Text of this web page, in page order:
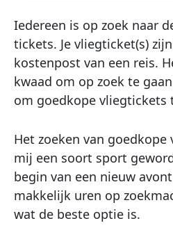
Iedereen is op zoek naar
tickets. Je vliegticket(s)
kostenpost van een reis.
kwaad om op zoek te
om goedkope vliegtickets
Het zoeken van
mij een soort sport
begin van een nieuw
makkelijk uren op
wat de beste optie is.